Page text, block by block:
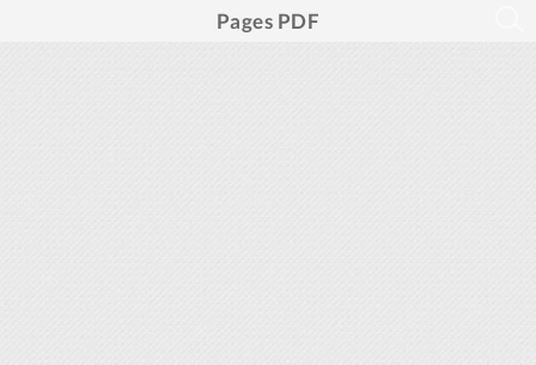
Pages PDF